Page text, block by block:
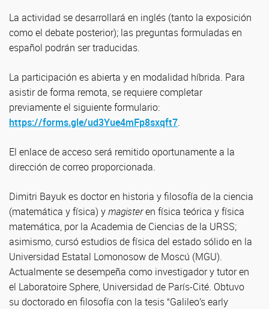
La actividad se desarrollará en inglés (tanto la exposición
como el debate posterior); las preguntas formuladas en
español podrán ser traducidas.
La participación es abierta y en modalidad híbrida. Para
asistir de forma remota, se requiere completar
previamente el siguiente formulario:
https://forms.gle/ud3Yue4mFp8sxqft7.
El enlace de acceso será remitido oportunamente a la
dirección de correo proporcionada.
Dimitri Bayuk es doctor en historia y filosofía de la ciencia
(matemática y física) ymagisteren física teórica y física
matemática, por la Academia de Ciencias de la URSS;
asimismo, cursó estudios de física del estado sólido en la
Universidad Estatal Lomonosow de Moscú (MGU).
Actualmente se desempeña como investigador y tutor en
el Laboratoire Sphere, Universidad de París-Cité. Obtuvo
su doctorado en filosofía con la tesis “Galileo’s early